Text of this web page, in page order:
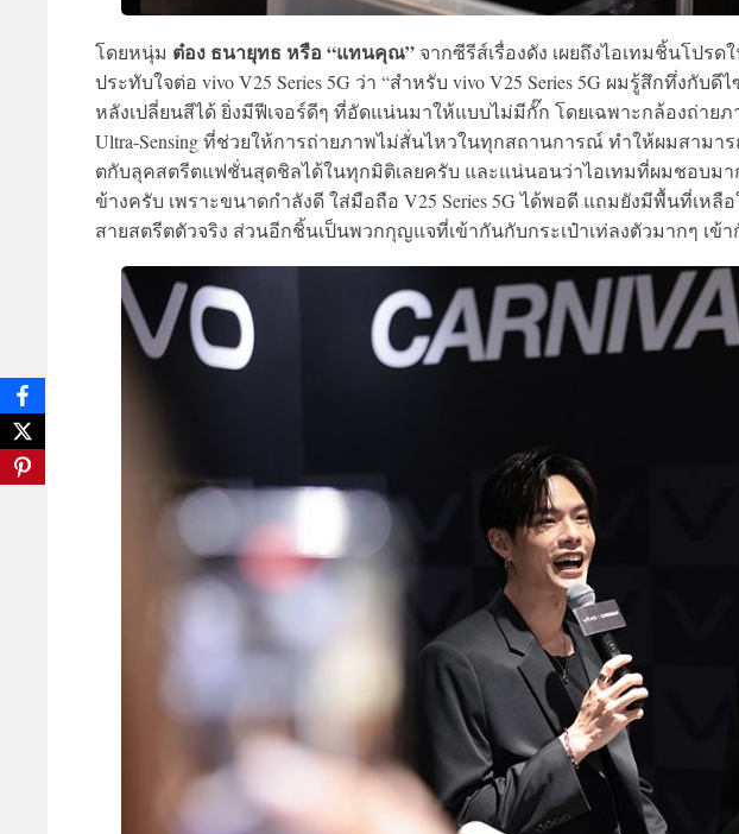
โดยหนุ่ม ต๋อง ธนายุทธ หรือ “แทนคุณ” จากซีรีส์เรื่องดัง เผยถึงไอเทมชิ้นโปร
ประทับใจต่อ vivo V25 Series 5G ว่า “สำหรับ vivo V25 Series 5G ผมรู้สึกทึ่งกับ
หลังเปลี่ยนสีได้ ยิ่งมีฟีเจอร์ดีๆ ที่อัดแน่นมาให้แบบไม่มีกั๊ก โดยเฉพาะกล้องถ่ายภ
Ultra-Sensing ที่ช่วยให้การถ่ายภาพไม่สั่นไหวในทุกสถานการณ์ ทำให้ผมสามา
ตกับลุคสตรีตแฟชั่นสุดชิลได้ในทุกมิติเลยครับ และแน่นอนว่าไอเทมที่ผมชอบม
ข้างครับ เพราะขนาดกำลังดี ใส่มือถือ V25 Series 5G ได้พอดี แถมยังมีพื้นที่เหลื
สายสตรีตตัวจริง ส่วนอีกชิ้นเป็นพวกกุญแจที่เข้ากันกับกระเป๋าเท่ลงตัวมากๆ เ